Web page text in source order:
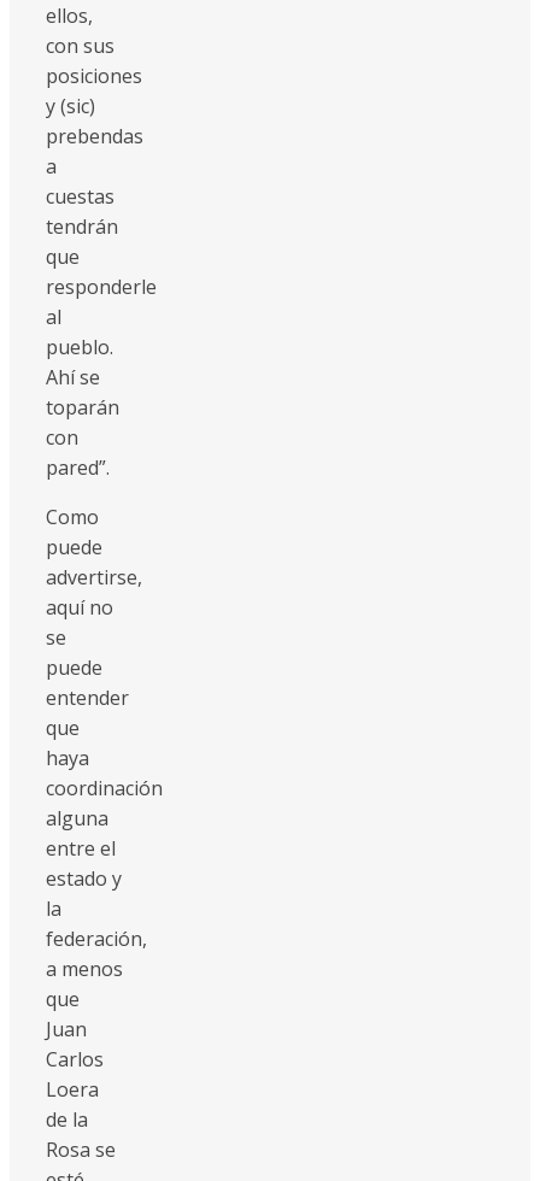
ellos,
con sus
posiciones
y (sic)
prebendas
a
cuestas
tendrán
que
responderle
al
pueblo.
Ahí se
toparán
con
pared”.
Como
puede
advertirse,
aquí no
se
puede
entender
que
haya
coordinación
alguna
entre el
estado y
la
federación,
a menos
que
Juan
Carlos
Loera
de la
Rosa se